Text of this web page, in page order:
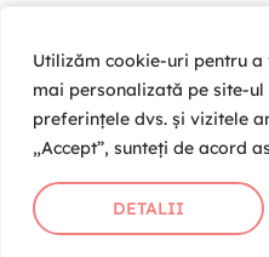
Utilizăm cookie-uri pentru
mai personalizată pe site-
preferințele dvs. și vizitele
„Accept”, sunteți de acord
DETALII
Utilizăm cookie-uri pentru
mai personalizată pe site-
preferințele dvs. și vizitele
„Accept”, sunteți de acord
DETALII
J01/